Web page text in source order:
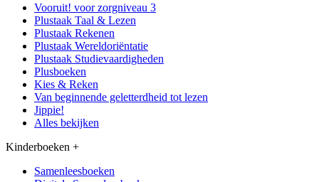
Vooruit! voor zorgniveau 3
Plustaak Taal & Lezen
Plustaak Rekenen
Plustaak Wereldoriëntatie
Plustaak Studievaardigheden
Plusboeken
Kies & Reken
Van beginnende geletterdheid tot lezen
Jippie!
Alles bekijken
Kinderboeken +
Samenleesboeken